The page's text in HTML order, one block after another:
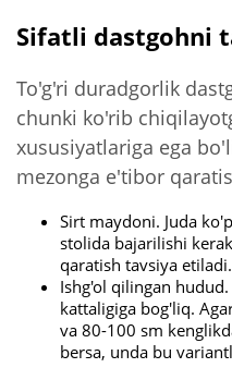
Sifatli dastgohni
To'g'ri duradgorlik
chunki ko'rib
xususiyatlariga ega
mezonga e'tibor
Sirt maydoni. Juda
stolida bajarilishi
qaratish tavsiya etiladi.
Ishg'ol qilingan
kattaligiga bog'liq.
va 80-100 sm
bersa, unda bu